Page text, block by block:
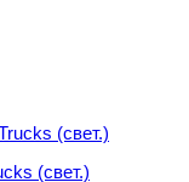
(свет.)
(свет.)